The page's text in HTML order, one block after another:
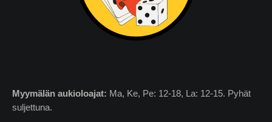
Myymälän aukioloajat: Ma, Ke, Pe: 12-18, La: 12-15. Pyhät
suljettuna.